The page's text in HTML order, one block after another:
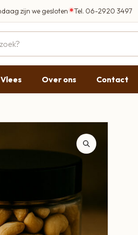
zijn we gesloten
09:00 - 17:30
09:00 - 18:00
09:00 - 17:30
Tel. 06-2920 3497
Vlees Over ons Contact